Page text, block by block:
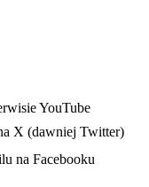
YouTube
X (dawniej Twitter)
na Facebooku